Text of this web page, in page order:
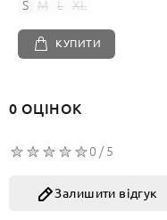
S
M L XL
КУПИТИ
0 ОЦІНОК
0 / 5
Залишити відгук